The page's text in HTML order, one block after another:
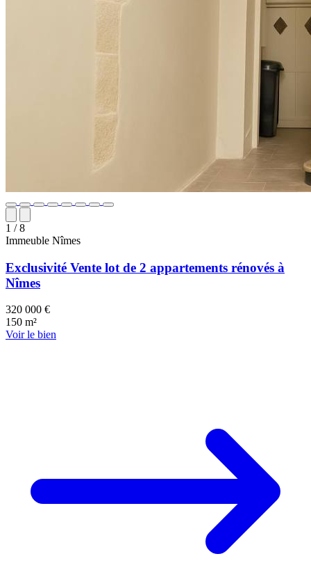
1 / 8
Immeuble Nîmes
Exclusivité Vente lot de 2 appartements rénovés à
Nîmes
320 000 €
150 m²
Voir le bien